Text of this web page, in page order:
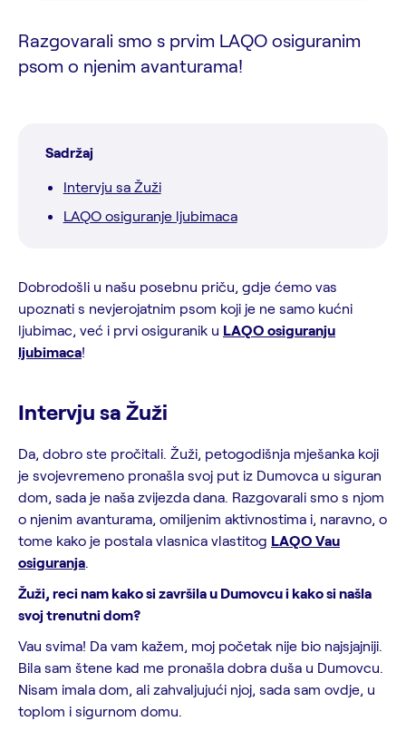
Razgovarali smo s prvim LAQO osiguranim
psom o njenim avanturama!
Sadržaj
Intervju sa Žuži
LAQO osiguranje ljubimaca
Dobrodošli u našu posebnu priču, gdje ćemo vas
upoznati s nevjerojatnim psom koji je ne samo kućni
ljubimac, već i prvi osiguranik u LAQO osiguranju
ljubimaca!
Intervju sa Žuži
Da, dobro ste pročitali. Žuži, petogodišnja mješanka koji
je svojevremeno pronašla svoj put iz Dumovca u siguran
dom, sada je naša zvijezda dana. Razgovarali smo s njom
o njenim avanturama, omiljenim aktivnostima i, naravno, o
tome kako je postala vlasnica vlastitog LAQO Vau
osiguranja.
Žuži, reci nam kako si završila u Dumovcu i kako si našla
svoj trenutni dom?
Vau svima! Da vam kažem, moj početak nije bio najsjajniji.
Bila sam štene kad me pronašla dobra duša u Dumovcu.
Nisam imala dom, ali zahvaljujući njoj, sada sam ovdje, u
toplom i sigurnom domu.